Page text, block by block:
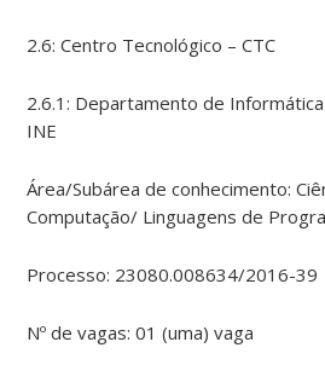
2.6: Centro Tecnológico – CTC
2.6.1: Departamento de
INE
Área/Subárea de conhecimento:
Computação/ Linguagens de
Processo: 23080.008634/2016-39
Nº de vagas: 01 (uma) vaga